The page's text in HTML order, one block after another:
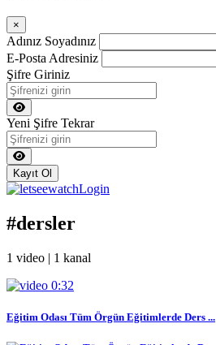
×
Adınız Soyadınız
E-Posta Adresiniz
Şifre Giriniz
Yeni Şifre Tekrar
Kayıt Ol
#dersler
1 video | 1 kanal
0:32
Eğitim Odası Tüm Örgün Eğitimlerde Ders ...